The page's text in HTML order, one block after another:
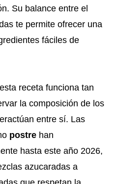
Su balance entre el
te permite ofrecer una
fáciles de
receta funciona tan
la composición de los
entre sí. Las
postre han
hasta este año 2026,
azucaradas a